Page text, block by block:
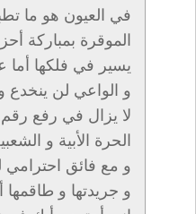
في العيون هو ما
الموقرة بمباركة
يسير في فلكها أما
و الواعي لن
لا يزال في رفع رقم
الحرة الأبية و
و جريدتها و